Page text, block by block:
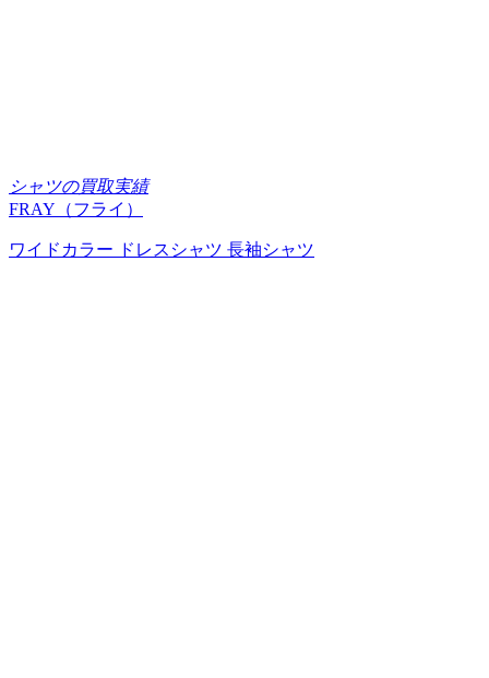
シャツの買取実績
FRAY（フライ）
ワイドカラー ドレスシャツ 長袖シャツ